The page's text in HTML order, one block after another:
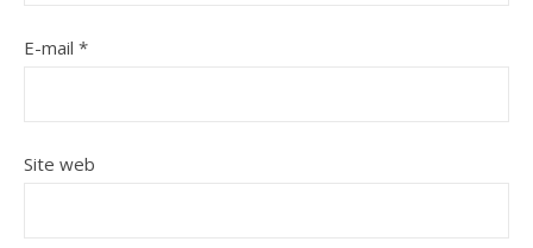
E-mail *
Site web